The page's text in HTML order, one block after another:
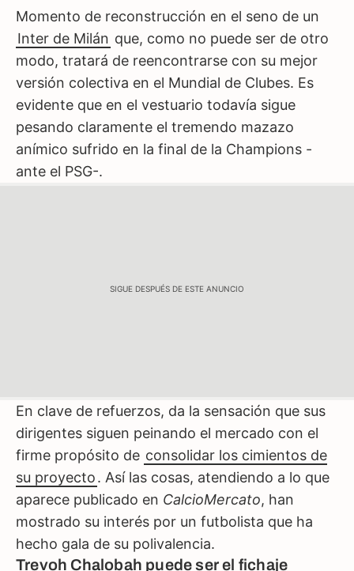
Momento de reconstrucción en el seno de un
Inter de Milán que, como no puede ser de otro
modo, tratará de reencontrarse con su mejor
versión colectiva en el Mundial de Clubes. Es
evidente que en el vestuario todavía sigue
pesando claramente el tremendo mazazo
anímico sufrido en la final de la Champions -
ante el PSG-.
SIGUE DESPUÉS DE ESTE ANUNCIO
En clave de refuerzos, da la sensación que sus
dirigentes siguen peinando el mercado con el
firme propósito de consolidar los cimientos de
su proyecto. Así las cosas, atendiendo a lo que
aparece publicado en CalcioMercato, han
mostrado su interés por un futbolista que ha
hecho gala de su polivalencia.
Trevoh Chalobah puede ser el fichaje